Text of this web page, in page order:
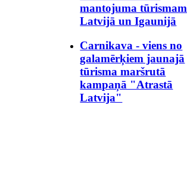
mantojuma tūrismam
Latvijā un Igaunijā
Carnikava - viens no
galamērķiem jaunajā
tūrisma maršrutā
kampaņā "Atrastā
Latvija"